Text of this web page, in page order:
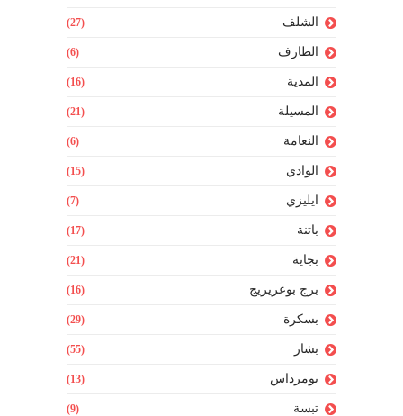
الشلف (27)
الطارف (6)
المدية (16)
المسيلة (21)
النعامة (6)
الوادي (15)
ايليزي (7)
باتنة (17)
بجاية (21)
برج بوعريريج (16)
بسكرة (29)
بشار (55)
بومرداس (13)
تبسة (9)